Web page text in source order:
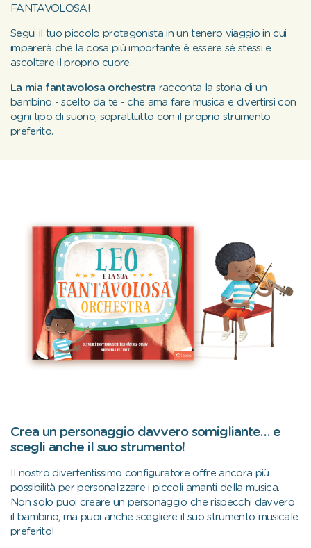
FANTAVOLOSA!
Segui il tuo piccolo protagonista in un tenero viaggio in cui
imparerà che la cosa più importante è essere sé stessi e
ascoltare il proprio cuore.
La mia fantavolosa orchestra racconta la storia di un
bambino - scelto da te - che ama fare musica e divertirsi con
ogni tipo di suono, soprattutto con il proprio strumento
preferito.
Crea un personaggio davvero somigliante… e
scegli anche il suo strumento!
Il nostro divertentissimo configuratore offre ancora più
possibilità per personalizzare i piccoli amanti della musica.
Non solo puoi creare un personaggio che rispecchi davvero
il bambino, ma puoi anche scegliere il suo strumento musicale
preferito!